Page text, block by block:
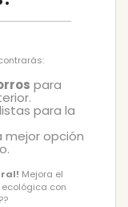
para
para la
mejor opción
Mejora el
con